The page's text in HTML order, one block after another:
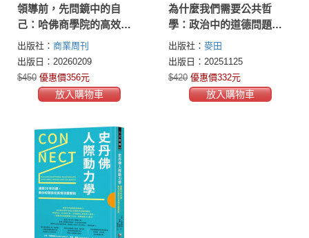
領導前，先問鏡中的自
己：哈佛商學院的高效領
導課，7個問題重塑你的團
隊與人生
出版社： 商業周刊
出版日：20260209
$450 優惠價356元
放入購物車
為什麼我們需要公共哲
學：政治中的道德問題
（新版）
出版社： 麥田
出版日：20251125
$420 優惠價332元
放入購物車